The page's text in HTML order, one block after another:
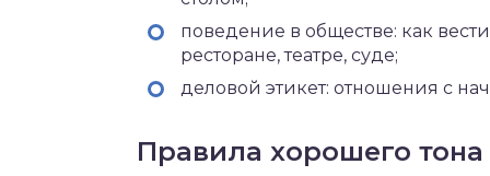
поведение в обществе: как
ресторане, театре, суде;
деловой этикет: отношения с
Правила хорошего